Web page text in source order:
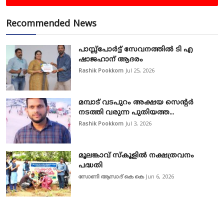
Recommended News
പാസ്സ്‌പോർട്ട് സേവനത്തിൽ ടി എ
ഷാജഹാന് ആദരം
Rashik Pookkom Jul 25, 2026
മമ്പാട് വടപുറം അക്ഷയ സെന്റർ
നടത്തി വരുന്ന പുതിയത്ത...
Rashik Pookkom Jul 3, 2026
മൂലങ്കാവ് സ്കൂളിൽ നക്ഷത്രവനം
പദ്ധതി
സോണി ആസാദ് കെ കെ Jun 6, 2026